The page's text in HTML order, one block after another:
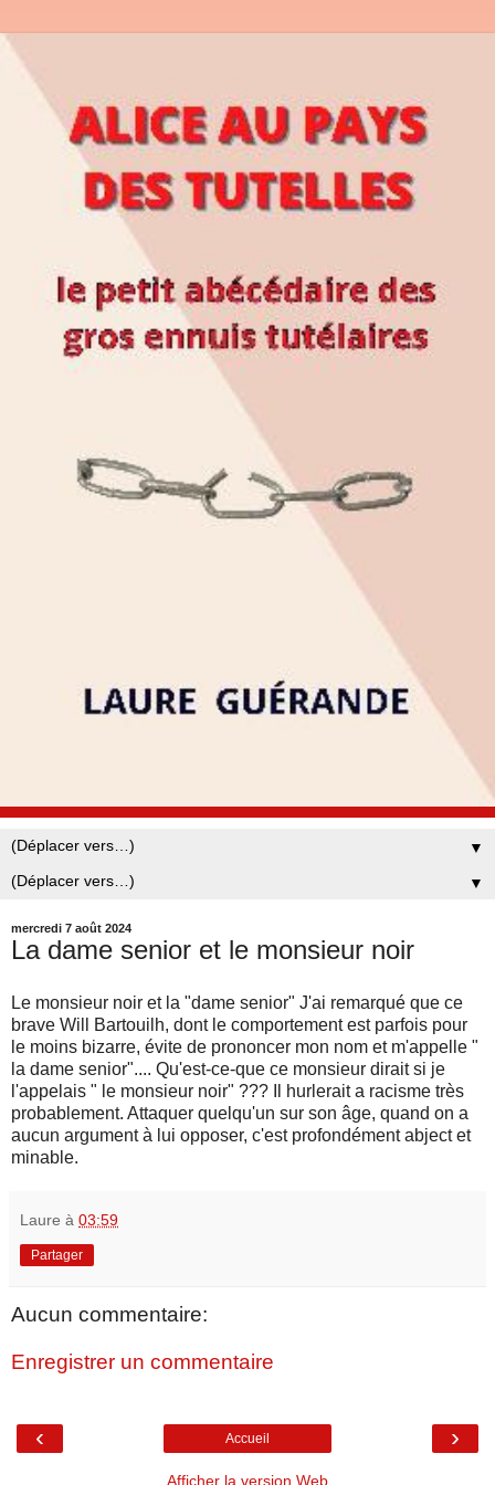
▼
▼
mercredi 7 août 2024
La dame senior et le monsieur noir
Le monsieur noir et la "dame senior" J'ai remarqué que ce
brave Will Bartouilh, dont le comportement est parfois pour
le moins bizarre, évite de prononcer mon nom et m'appelle "
la dame senior".... Qu'est-ce-que ce monsieur dirait si je
l'appelais " le monsieur noir" ??? Il hurlerait a racisme très
probablement. Attaquer quelqu'un sur son âge, quand on a
aucun argument à lui opposer, c'est profondément abject et
minable.
Laure à 03:59
Partager
Aucun commentaire:
Enregistrer un commentaire
‹ ›
Accueil
Afficher la version Web